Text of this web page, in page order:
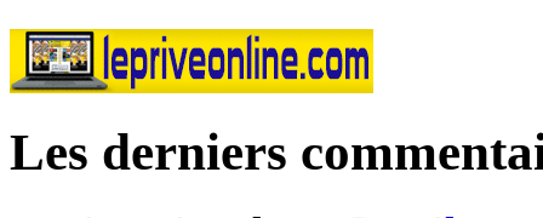
Les derniers